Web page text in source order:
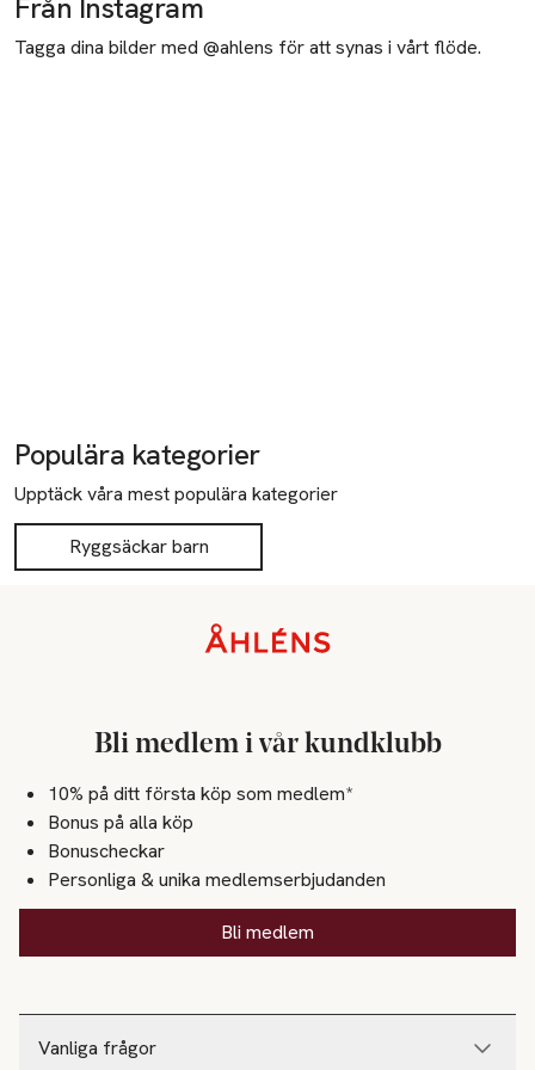
Från Instagram
Tagga dina bilder med @ahlens för att synas i vårt flöde.
Populära kategorier
Upptäck våra mest populära kategorier
Ryggsäckar barn
Vanliga frågor
Bli medlem i vår kundklubb
10% på ditt första köp som medlem*
Bonus på alla köp
Bonuscheckar
Personliga & unika medlemserbjudanden
Bli medlem